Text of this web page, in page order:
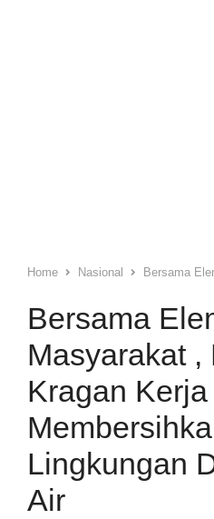
Home Nasional Bersama
Bersama
Masyarakat ,
Kragan
Lingkungan
Air